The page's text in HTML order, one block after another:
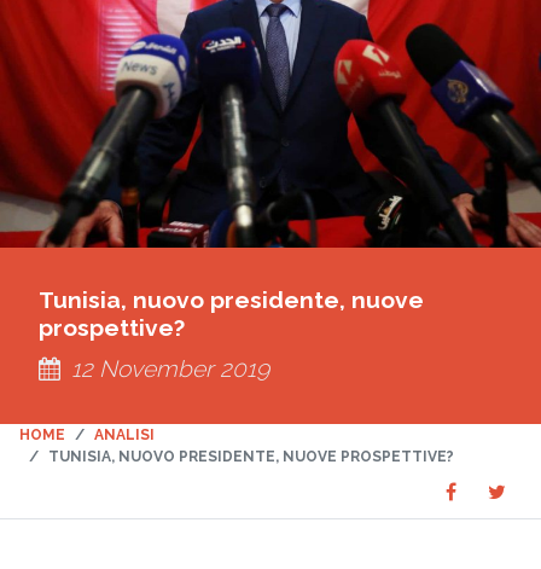
Tunisia, nuovo presidente, nuove
prospettive?
12 November 2019
HOME
ANALISI
TUNISIA, NUOVO PRESIDENTE, NUOVE PROSPETTIVE?
Share
on
on